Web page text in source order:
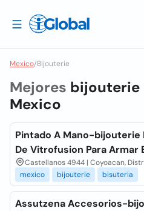
Mexico/Bijouterie
Mejores bijouterie
Mexico
Pintado A Mano-
De Vitrofusion Para Armar
Castellanos 4944 | Coyoacan,
mexico
bijouterie bisuteria
Assutzena Accesorios-